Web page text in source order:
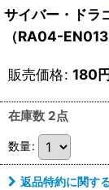
サイバー・ドラ
（RA04-EN013
販売価格: 180
在庫数 2点
数量:
返品特約に関す